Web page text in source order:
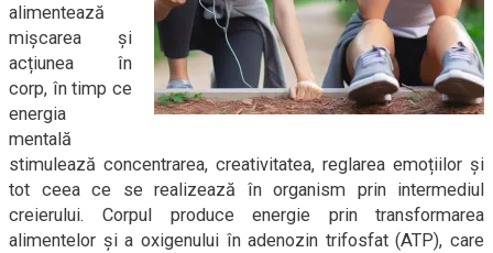
alimentează
mișcarea și
acțiunea în
corp, în timp ce
energia
mentală
stimulează concentrarea, creativitatea, reglarea emoțiilor și
tot ceea ce se realizează în organism prin intermediul
creierului. Corpul produce energie prin transformarea
alimentelor și a oxigenului în adenozin trifosfat (ATP), care